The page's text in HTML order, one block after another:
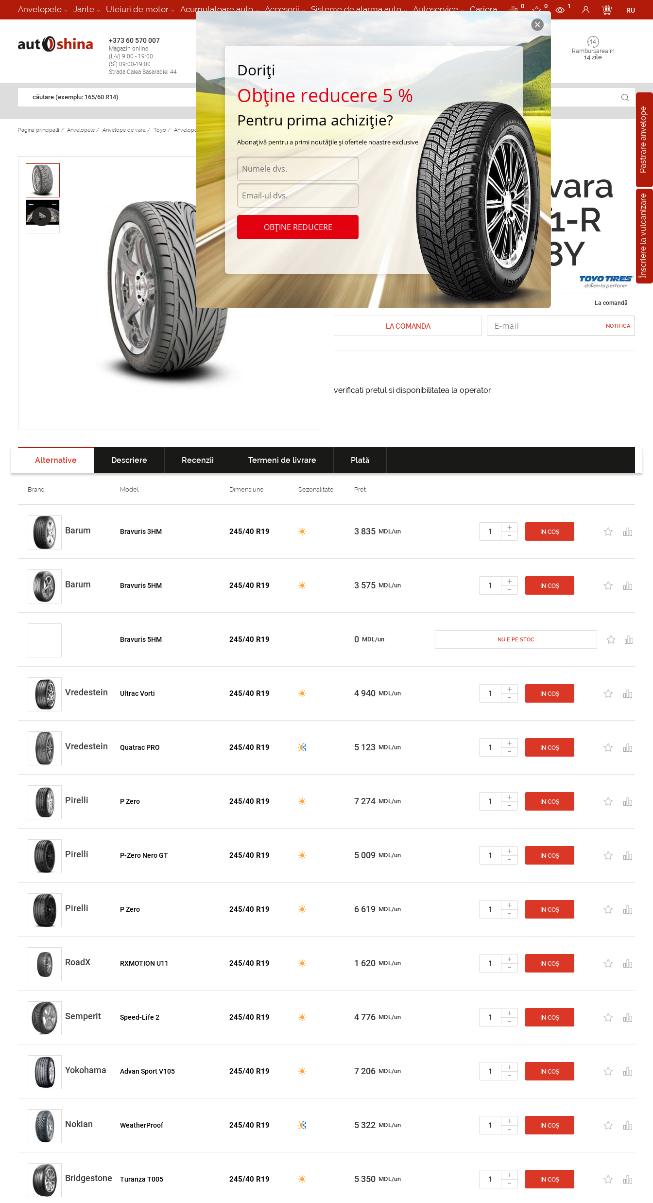
Anvelopele Jante Uleiuri de motor Acumulatoare auto Accesorii Sisteme de alarma auto Autoservice Cariera 0 0 1
RU
+373 60 570 007
Magazin online
(L-V) 9:00 - 19:00
(Sî) 09:00-19:00
Strada Calea Basarabiei 44
Vulcanizare Mobila 24/7 non
Rambursarea în
14 zile
căutare (exemplu: 165/60 R14)
Pastrare anvelope
Înscriere la vulcanizare
Pagina principală / Anvelopele / Anvelope de vara / Toyo / Anvelope de vara Toyo Toyo Proxes T1-R 245/40 R19 98Y
Anvelope de vara
Toyo Proxes T1-R
245/40 R19 98Y
Anvelope de vara Toyo Anvelope de vara 245/40 R19
Cod produs: AT-62395 La comandă
LA COMANDA NOTIFICA
verificati pretul si disponibilitatea la operator
Alternative Descriere Recenzii Termeni de livrare Plată
Brand Model Dimensiune Sezonalitate Pret
Barum Bravuris 3HM 245/40 R19 3 835 MDL/un +
- IN COȘ
Barum Bravuris 5HM 245/40 R19 3 575 MDL/un +
- IN COȘ
Bravuris 5HM 245/40 R19 0 MDL/un NU E PE STOC
Vredestein Ultrac Vorti 245/40 R19 4 940 MDL/un +
- IN COȘ
Vredestein Quatrac PRO 245/40 R19 5 123 MDL/un +
- IN COȘ
Pirelli P Zero 245/40 R19 7 274 MDL/un +
- IN COȘ
Pirelli P-Zero Nero GT 245/40 R19 5 009 MDL/un +
- IN COȘ
Pirelli P Zero 245/40 R19 6 619 MDL/un +
- IN COȘ
RoadX RXMOTION U11 245/40 R19 1 620 MDL/un +
- IN COȘ
Semperit Speed-Life 2 245/40 R19 4 776 MDL/un +
- IN COȘ
Yokohama Advan Sport V105 245/40 R19 7 206 MDL/un +
- IN COȘ
Nokian WeatherProof 245/40 R19 5 322 MDL/un +
- IN COȘ
Bridgestone Turanza T005 245/40 R19 5 350 MDL/un +
- IN COȘ
Doriți
Obține reducere 5 %
Pentru prima achiziție?
Abonațivă pentru a primi noutățile și ofertele noastre exclusive
OBȚINE REDUCERE